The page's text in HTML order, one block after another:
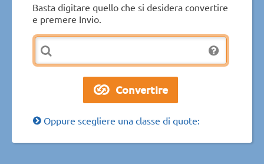
Basta digitare quello che si desidera convertire
e premere Invio.
Oppure scegliere una classe di quote: